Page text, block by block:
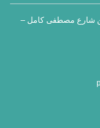
من شارع مصطفى كامل –